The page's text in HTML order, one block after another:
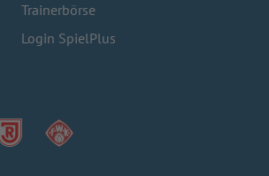
Trainerbörse
Login SpielPlus